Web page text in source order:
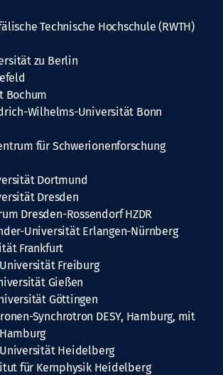
Technische Hochschule (RWTH)
zu Berlin
Bochum
Wilhelms-Universität Bonn
für Schwerionenforschung
Dortmund
Dresden
Dresden-Rossendorf HZDR
Universität Erlangen-Nürnberg
Frankfurt
Freiburg
Gießen
Göttingen
Synchrotron DESY, Hamburg, mit
Heidelberg
für Kernphysik Heidelberg